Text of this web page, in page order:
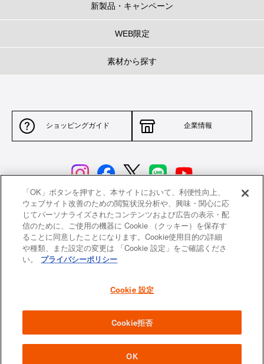
¥ 9,700
¥ 9,700
新製品・キャンペーン
WEB限定
素材から探す
ショッピングガイド 企業情報
サイトポリシー 特定商取引法に基づく表示
並行輸入品について 個人情報保護方針
返品について
よくあるご質問 お問い合わせ
「OK」ボタンを押すと、本サイトにおいて、利便性向上、
ウェブサイト改善のための閲覧状況分析や、興味・関心に応
じてパーソナライズされたコンテンツおよび広告の表示・配
信のために、ご使用の機器に Cookie （クッキー）を保存す
ることに同意したことになります。Cookie使用目的の詳細
や種類、また設定の変更は 「Cookie 設定」をご確認くださ
い。
プライバシーポリシー
Cookie 設定
Cookie拒否
OK